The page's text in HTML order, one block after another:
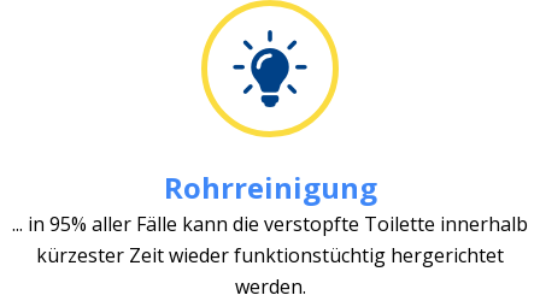
Rohrreinigung
... in 95% aller Fälle kann die verstopfte Toilette innerhalb
kürzester Zeit wieder funktionstüchtig hergerichtet
werden.